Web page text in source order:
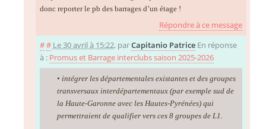
donc reporter le pb des barrages d’un étage !
Répondre à ce message
## Le 30 avril à 15:22, parCapitanio Patrice En réponse
à : Promus et Barrage interclubs saison 2025-2026
• intégrer les départementales existantes et des groupes
transversaux interdépartementaux (par exemple sud de
la Haute-Garonne avec les Hautes-Pyrénées) qui
permettraient de qualifier vers ces 8 groupes de L1.